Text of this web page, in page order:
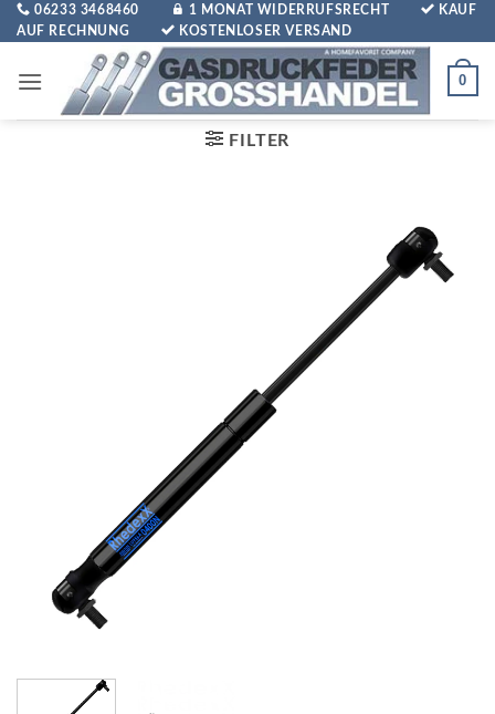
Zum
Inhalt
06233 3468460 1 MONAT WIDERRUFSRECHT
KAUF
AUF RECHNUNG
KOSTENLOSER VERSAND
0
FILTER